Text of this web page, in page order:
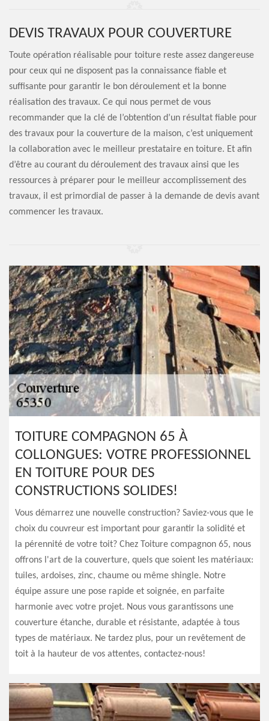
DEVIS TRAVAUX POUR COUVERTURE
Toute opération réalisable pour toiture reste assez dangereuse
pour ceux qui ne disposent pas la connaissance fiable et
suffisante pour garantir le bon déroulement et la bonne
réalisation des travaux. Ce qui nous permet de vous
recommander que la clé de l’obtention d’un résultat fiable pour
des travaux pour la couverture de la maison, c’est uniquement
la collaboration avec le meilleur prestataire en toiture. Et afin
d’être au courant du déroulement des travaux ainsi que les
ressources à préparer pour le meilleur accomplissement des
travaux, il est primordial de passer à la demande de devis avant
commencer les travaux.
TOITURE COMPAGNON 65 À
COLLONGUES: VOTRE PROFESSIONNEL
EN TOITURE POUR DES
CONSTRUCTIONS SOLIDES!
Vous démarrez une nouvelle construction? Saviez-vous que le
choix du couvreur est important pour garantir la solidité et
la pérennité de votre toit? Chez Toiture compagnon 65, nous
offrons l'art de la couverture, quels que soient les matériaux:
tuiles, ardoises, zinc, chaume ou même shingle. Notre
équipe assure une pose rapide et soignée, en parfaite
harmonie avec votre projet. Nous vous garantissons une
couverture étanche, durable et résistante, adaptée à tous
types de matériaux. Ne tardez plus, pour un revêtement de
toit à la hauteur de vos attentes, contactez-nous!